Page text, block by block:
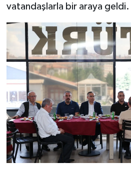
vatandaşlarla bir araya geldi.